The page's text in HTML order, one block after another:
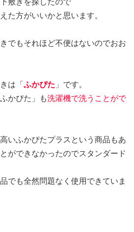
た方がいいかと思います。
でもそれほど不便はないのでおお
は「 ふかぴた 」です。
かぴた」も洗濯機で洗うことがで
いふかぴたプラスという商品もあ
ができなかったのでスタンダード
でも全然問題なく使用できていま